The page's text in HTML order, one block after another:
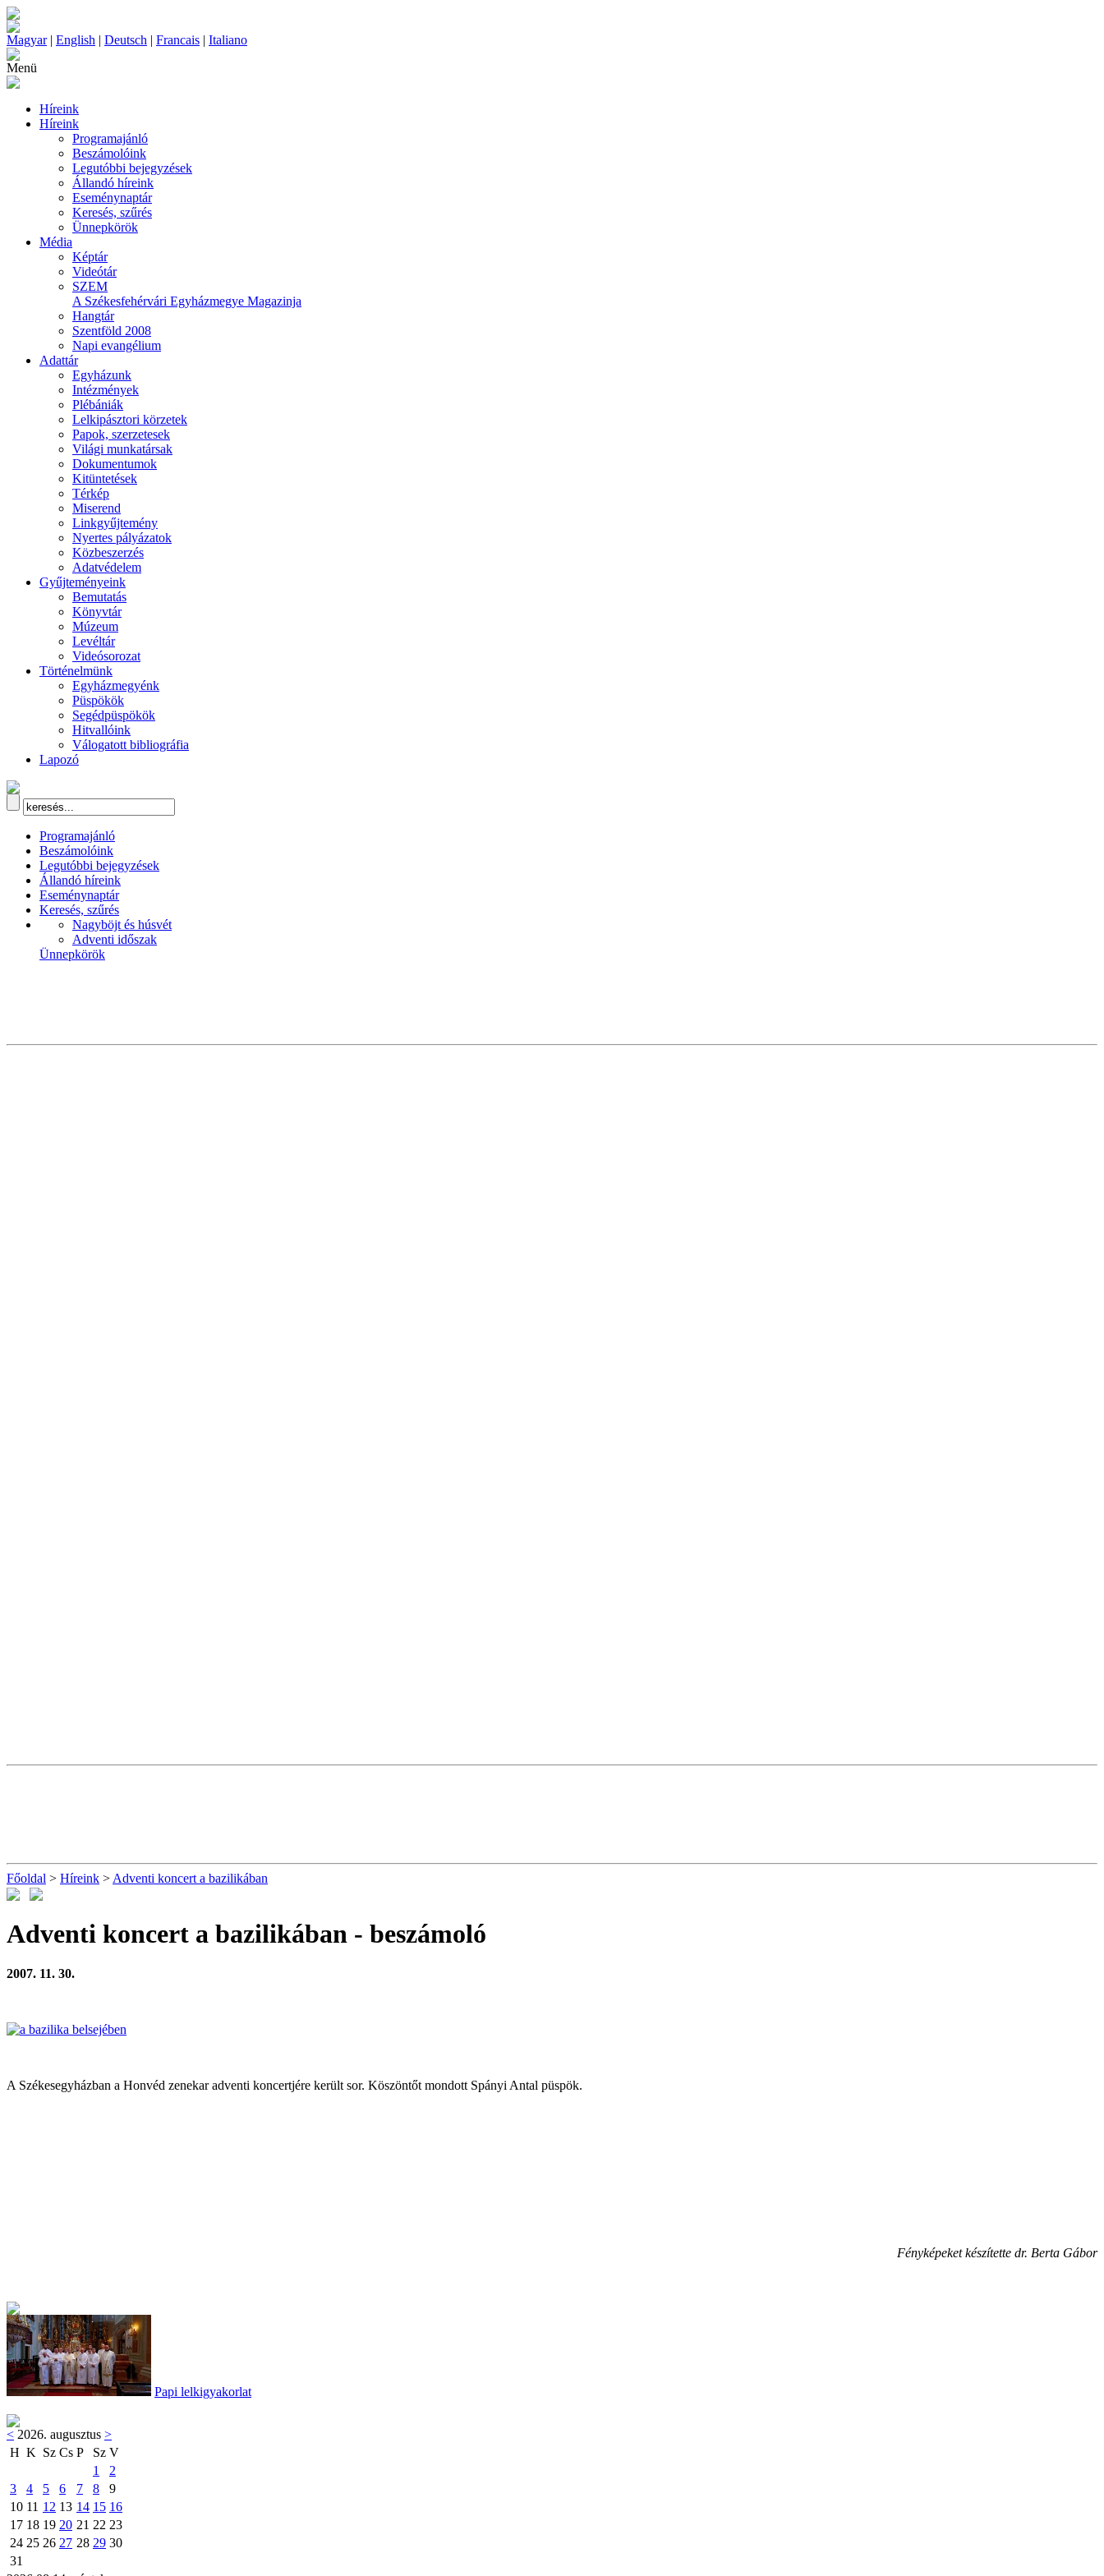
Magyar| English | Deutsch | Francais | Italiano
Menü
Híreink
Híreink
Programajánló
Beszámolóink
Legutóbbi bejegyzések
Állandó híreink
Eseménynaptár
Keresés, szűrés
Ünnepkörök
Média
Képtár
Videótár
SZEM
A Székesfehérvári Egyházmegye Magazinja
Hangtár
Szentföld 2008
Napi evangélium
Adattár
Egyházunk
Intézmények
Plébániák
Lelkipásztori körzetek
Papok, szerzetesek
Világi munkatársak
Dokumentumok
Kitüntetések
Térkép
Miserend
Linkgyűjtemény
Nyertes pályázatok
Közbeszerzés
Adatvédelem
Gyűjteményeink
Bemutatás
Könyvtár
Múzeum
Levéltár
Videósorozat
Történelmünk
Egyházmegyénk
Püspökök
Segédpüspökök
Hitvallóink
Válogatott bibliográfia
Lapozó
Programajánló
Beszámolóink
Legutóbbi bejegyzések
Állandó híreink
Eseménynaptár
Keresés, szűrés
Nagyböjt és húsvét
Adventi időszak
Ünnepkörök
Főoldal > Híreink > Adventi koncert a bazilikában
Adventi koncert a bazilikában - beszámoló
2007. 11. 30.
A Székesegyházban a Honvéd zenekar adventi koncertjére került sor. Köszöntőt mondott Spányi Antal püspök.
Fényképeket készítette dr. Berta Gábor
Papi lelkigyakorlat
< 2026. augusztus >
H K Sz Cs P Sz V
1
2
3
4 5 6 7 8
9
10 11 12 13 14 15 16
17 18 19 20 21 22 23
24 25 26 27 28 29 30
31